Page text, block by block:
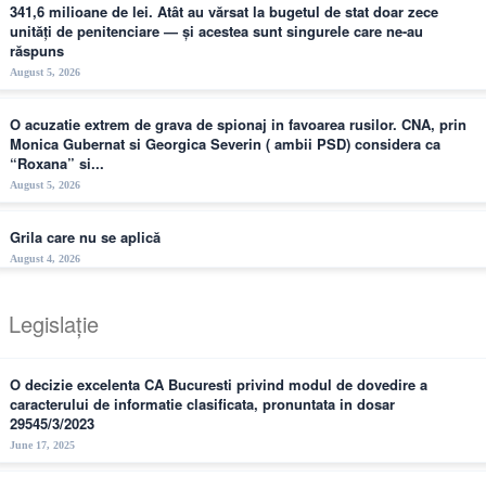
341,6 milioane de lei. Atât au vărsat la bugetul de stat doar zece
unități de penitenciare — și acestea sunt singurele care ne-au
răspuns
August 5, 2026
O acuzatie extrem de grava de spionaj in favoarea rusilor. CNA, prin
Monica Gubernat si Georgica Severin ( ambii PSD) considera ca
“Roxana” si...
August 5, 2026
Grila care nu se aplică
August 4, 2026
Legislație
O decizie excelenta CA Bucuresti privind modul de dovedire a
caracterului de informatie clasificata, pronuntata in dosar
29545/3/2023
June 17, 2025